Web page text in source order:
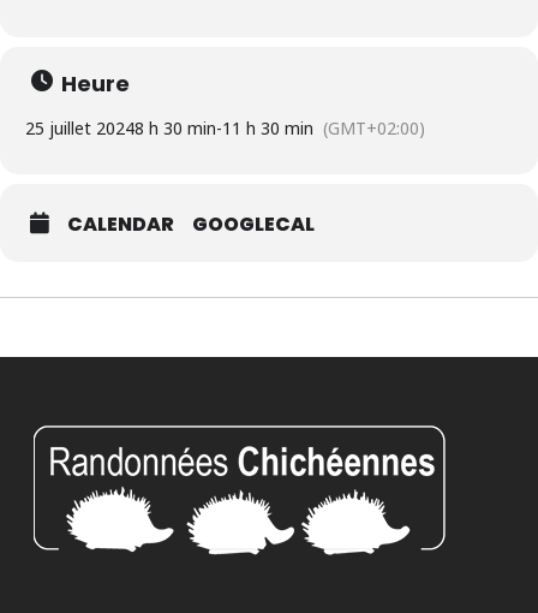
Heure
25 juillet 20248 h 30 min-11 h 30 min (GMT+02:00)
CALENDAR GOOGLECAL